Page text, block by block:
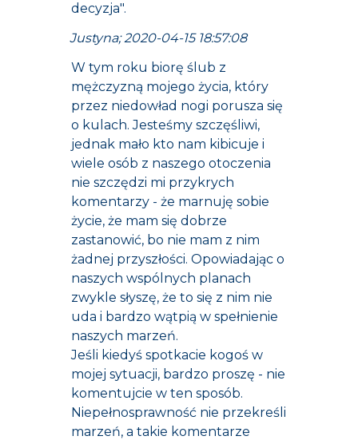
decyzja".
Justyna; 2020-04-15 18:57:08
W tym roku biorę ślub z
mężczyzną mojego życia, który
przez niedowład nogi porusza się
o kulach. Jesteśmy szczęśliwi,
jednak mało kto nam kibicuje i
wiele osób z naszego otoczenia
nie szczędzi mi przykrych
komentarzy - że marnuję sobie
życie, że mam się dobrze
zastanowić, bo nie mam z nim
żadnej przyszłości. Opowiadając o
naszych wspólnych planach
zwykle słyszę, że to się z nim nie
uda i bardzo wątpią w spełnienie
naszych marzeń.
Jeśli kiedyś spotkacie kogoś w
mojej sytuacji, bardzo proszę - nie
komentujcie w ten sposób.
Niepełnosprawność nie przekreśli
marzeń, a takie komentarze